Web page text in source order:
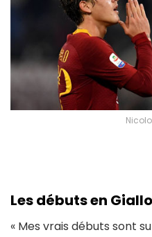
Les débuts en
« Mes vrais débuts sont